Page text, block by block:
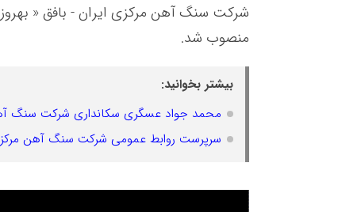
شرکت سنگ آهن مرکزی ایران - بافق «
منصوب شد.
بیشتر بخوانید:
محمد جواد عسگری سکانداری شرکت سنگ
سرپرست روابط عمومی شرکت سنگ آهن مرکزی